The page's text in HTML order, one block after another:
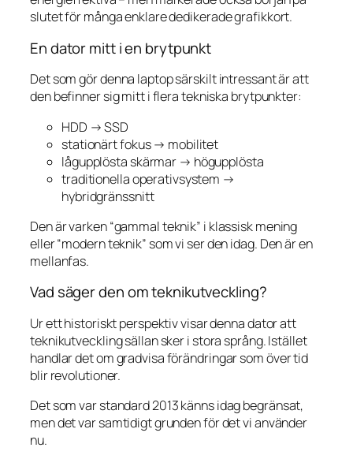
slutet för många enklare dedikerade grafikkort.
En dator mitt i en brytpunkt
Det som gör denna laptop särskilt intressant är att
den befinner sig mitt i flera tekniska brytpunkter:
HDD → SSD
stationärt fokus → mobilitet
lågupplösta skärmar → högupplösta
traditionella operativsystem →
hybridgränssnitt
Den är varken “gammal teknik” i klassisk mening
eller “modern teknik” som vi ser den idag. Den är en
mellanfas.
Vad säger den om teknikutveckling?
Ur ett historiskt perspektiv visar denna dator att
teknikutveckling sällan sker i stora språng. Istället
handlar det om gradvisa förändringar som över tid
blir revolutioner.
Det som var standard 2013 känns idag begränsat,
men det var samtidigt grunden för det vi använder
nu.